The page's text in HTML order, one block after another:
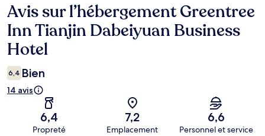
Avis
Avis sur l’hébergement Greentree
Inn Tianjin Dabeiyuan Business
Hotel
6,4 Bien
14 avis
6,4
Propreté
7,2
Emplacement
6,6
Personnel et service